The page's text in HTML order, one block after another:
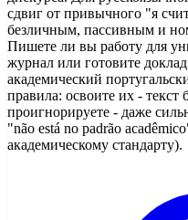
сдвиг от привычного "я
безличным, пассивным и
Пишете ли вы работу для
журнал или готовите
академический
правила: освоите их - текст
проигнорируете - даже
"não está no padrão
академическому стандарту).